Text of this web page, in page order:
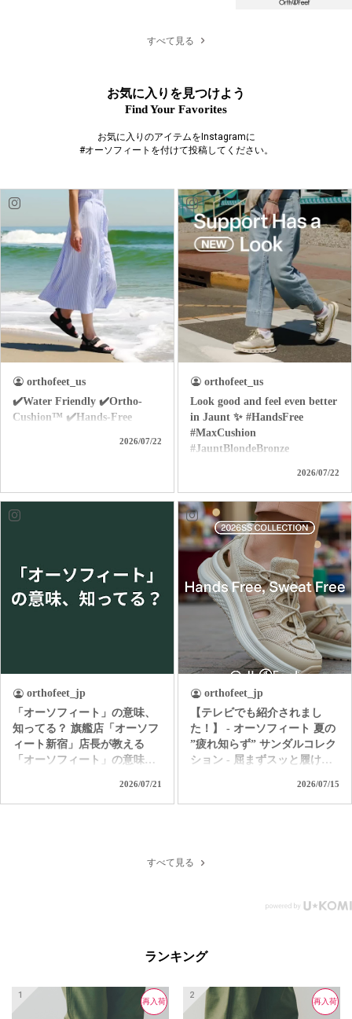
すべて見る
お気に入りを見つけよう
Find Your Favorites
お気に入りのアイテムをInstagramに
#オーソフィートを付けて投稿してください。
orthofeet_us
✔️Water Friendly ✔️Ortho-
Cushion™ ✔️Hands-Free
2026/07/22
orthofeet_us
Look good and feel even better
in Jaunt ✨ #HandsFree
#MaxCushion
#JauntBlondeBronze
2026/07/22
orthofeet_jp
「オーソフィート」の意味、
知ってる？ 旗艦店「オーソフ
ィート新宿」店長が教える
「オーソフィート」の意味。
体工学」をバックグラウンド
阪急 オーソフィート鶴屋百貨
#orthofeet #オーソフィート #
ハンズフリーシューズ
2026/07/21
orthofeet_jp
【テレビでも紹介されまし
た！】 - オーソフィート 夏の
”疲れ知らず” サンダルコレク
ション - 屈まずスッと履け
をサポート。 汗ばむ季節も1
元を守り、クッション性の高
分好みにカスタムできるパー
で水辺もOKな「カリプソ」
＆「ネプチューン」など、あ
ンストレス」に変える1足を選
ぼう！ ＜直営店舗＞ オーソ
2026/07/15
すべて見る
ランキング
再入荷 再入荷
再入荷